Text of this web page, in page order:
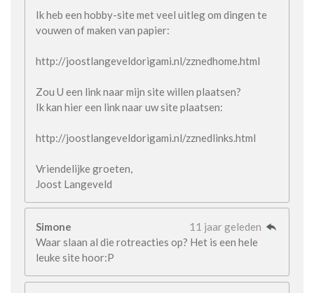
Ik heb een hobby-site met veel uitleg om dingen te
vouwen of maken van papier:
http://joostlangeveldorigami.nl/zznedhome.html
Zou U een link naar mijn site willen plaatsen?
Ik kan hier een link naar uw site plaatsen:
http://joostlangeveldorigami.nl/zznedlinks.html
Vriendelijke groeten,
Joost Langeveld
Simone
11 jaar geleden
Waar slaan al die rotreacties op? Het is een hele
leuke site hoor:P